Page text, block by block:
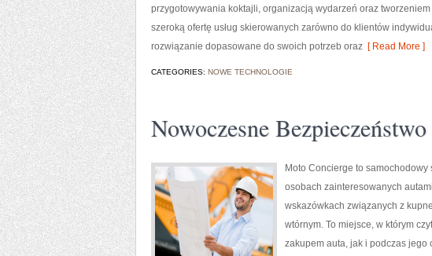
przygotowywania koktajli, organizacją wydarzeń oraz
szeroką ofertę usług skierowanych zarówno do klientów
rozwiązanie dopasowane do swoich potrzeb oraz [ Read More ]
CATEGORIES: NOWE TECHNOLOGIE
Nowoczesne Bezpieczeństwo
Moto Concierge to samochodowy
osobach zainteresowanych
wskazówkach związanych z
wtórnym. To miejsce, w którym
zakupem auta, jak i podczas